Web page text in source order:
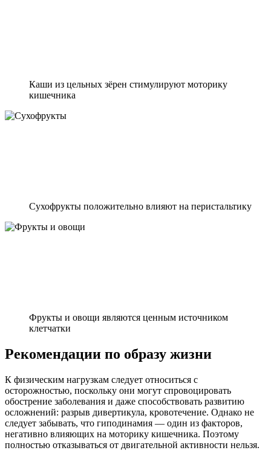
Каши из цельных зёрен стимулируют моторику
кишечника
Сухофрукты положительно влияют на перистальтику
Фрукты и овощи являются ценным источником
клетчатки
Рекомендации по образу жизни
К физическим нагрузкам следует относиться с
осторожностью, поскольку они могут спровоцировать
обострение заболевания и даже способствовать развитию
осложнений: разрыв дивертикула, кровотечение. Однако не
следует забывать, что гиподинамия — один из факторов,
негативно влияющих на моторику кишечника. Поэтому
полностью отказываться от двигательной активности нельзя.